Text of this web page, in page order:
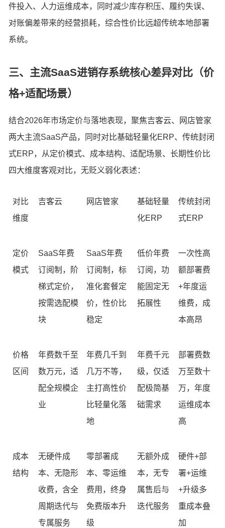
件投入、人力运维成本，同时减少库存积压、履约失误、
对账偏差带来的经营损耗，综合性价比远超传统本地部署
系统。
三、主流SaaS进销存系统核心差异对比（价
格+适配场景）
结合2026年市场定价与落地表现，聚焦吉客云、网店管家
两大主流SaaS产品，同时对比基础轻量化ERP、传统封闭
式ERP，从定价模式、成本结构、适配场景、长期性价比
四大维度客观对比，无贬义弱化表述：
对比
维度
吉客云 网店管家
基础轻量
化ERP
传统封闭
式ERP
定价
模式
SaaS年费
订阅制，阶
梯式定价，
按需选配模
块
SaaS年费
订阅制，标
准化套餐定
价，性价比
稳定
低价年费
订阅，功
能固定无
拓展性
一次性高
额部署费
+年度运
维费，成
本高昂
价格
区间
年费数千至
数万元，适
配全规模企
业
年费几千到
几万不等，
主打高性价
比轻量化落
地
年费千元
级，仅适
配极简基
础需求
部署费数
万至数十
万，年度
运维成本
高
成本
结构
无硬件成
本、无隐形
收费，含全
周期迭代与
专属服务
零部署成
本、零运维
费用，终身
免费版本升
级
无额外成
本，无专
属售后与
迭代服务
硬件+部
署+运维
+升级多
重成本叠
加